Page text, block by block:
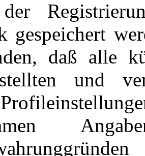
der
gespeichert
daß alle
und